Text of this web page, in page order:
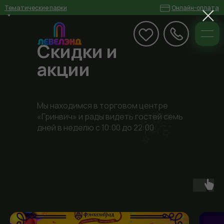
Онлайн-оплата
Тематические парки
Екатеринбург ТРЦ
«Гринвич» ул. 8 Марта, 46, 3
уровень
Меню
Скидки и
акции
Мы находимся в торговом центре
«Гринвич» и рады видеть гостей семь
дней в неделю с 10:00 до 22:00